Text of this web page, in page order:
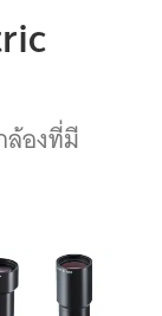
ล้องที่มี